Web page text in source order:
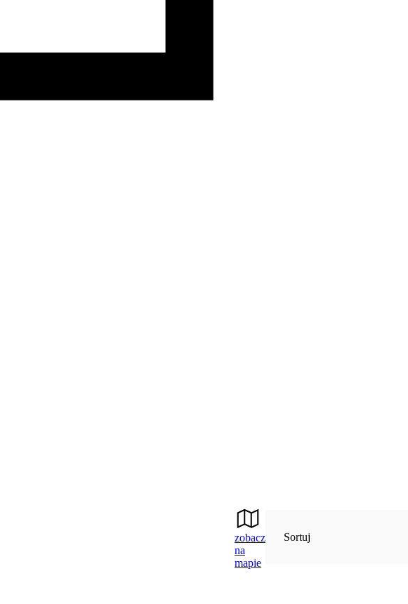
zobacz
na
mapie
Sortuj